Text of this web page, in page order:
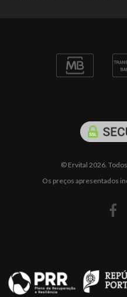
© Ervital 2026.
Os preços apresentados